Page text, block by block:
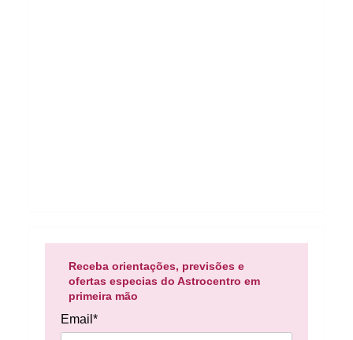
Receba orientações, previsões e
ofertas especias do Astrocentro em
primeira mão
Email*